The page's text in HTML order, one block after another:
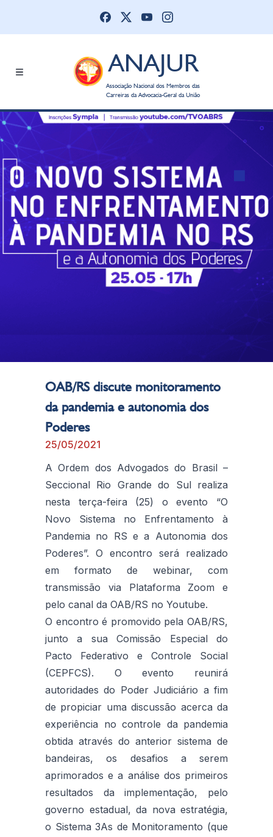
ANAJUR
Associação Nacional dos Membros das
Carreiras da Advocacia-Geral da União
OAB/RS discute monitoramento
da pandemia e autonomia dos
Poderes
25/05/2021
A Ordem dos Advogados do Brasil –
Seccional Rio Grande do Sul realiza
nesta terça-feira (25) o evento “O
Novo Sistema no Enfrentamento à
Pandemia no RS e a Autonomia dos
Poderes”. O encontro será realizado
em formato de webinar, com
transmissão via Plataforma Zoom e
pelo canal da OAB/RS no Youtube.
O encontro é promovido pela OAB/RS,
junto a sua Comissão Especial do
Pacto Federativo e Controle Social
(CEPFCS). O evento reunirá
autoridades do Poder Judiciário a fim
de propiciar uma discussão acerca da
experiência no controle da pandemia
obtida através do anterior sistema de
bandeiras, os desafios a serem
aprimorados e a análise dos primeiros
resultados da implementação, pelo
governo estadual, da nova estratégia,
o Sistema 3As de Monitoramento (que